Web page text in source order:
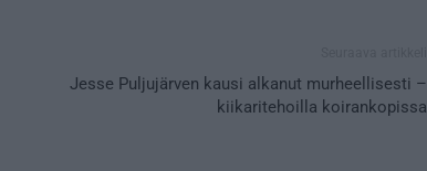
Jesse Puljujärven kausi alkanut murheellisesti –
kiikaritehoilla koirankopissa